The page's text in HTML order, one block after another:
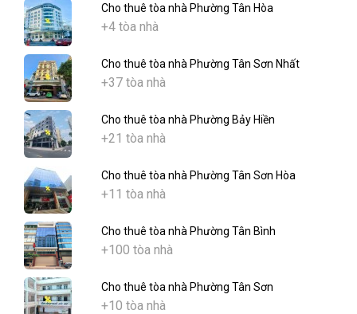
Cho thuê tòa nhà Phường Tân Hòa
+4 tòa nhà
Cho thuê tòa nhà Phường Tân Sơn Nhất
+37 tòa nhà
Cho thuê tòa nhà Phường Bảy Hiền
+21 tòa nhà
Cho thuê tòa nhà Phường Tân Sơn Hòa
+11 tòa nhà
Cho thuê tòa nhà Phường Tân Bình
+100 tòa nhà
Cho thuê tòa nhà Phường Tân Sơn
+10 tòa nhà